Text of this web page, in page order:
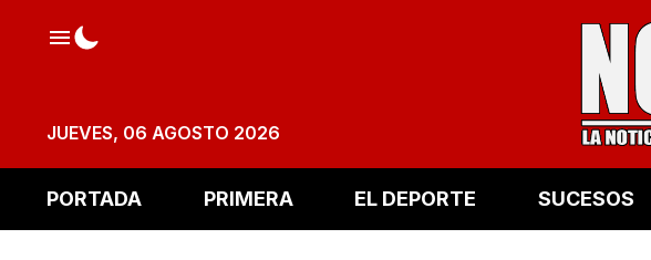
JUEVES, 06 AGOSTO 2026
PORTADA PRIMERA EL DEPORTE SUCESOS